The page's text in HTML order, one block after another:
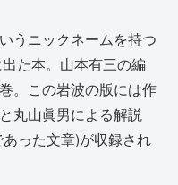
うニックネームを持つ
た本。山本有三の編
。この岩波の版には作
丸山眞男による解説
った文章)が収録され